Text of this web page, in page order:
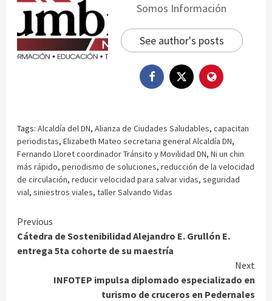
Somos Información
See author's posts
Tags: Alcaldía del DN, Alianza de Ciudades Saludables, capacitan
periodistas, Elizabeth Mateo secretaria general Alcaldía DN,
Fernando Lloret coordinador Tránsito y Movilidad DN, Ni un chin
más rápido, periodismo de soluciones, reducción de la velocidad
de circulación, reducir velocidad para salvar vidas, seguridad
vial, siniestros viales, taller Salvando Vidas
Continue
Reading
Previous
Cátedra de Sostenibilidad Alejandro E. Grullón E.
entrega 5ta cohorte de su maestría
Next
INFOTEP impulsa diplomado especializado en
turismo de cruceros en Pedernales